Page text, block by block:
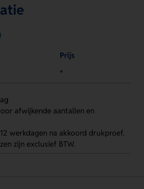
Prijs
*
afwijkende aantallen en
werkdagen na akkoord drukproef.
zijn exclusief BTW.